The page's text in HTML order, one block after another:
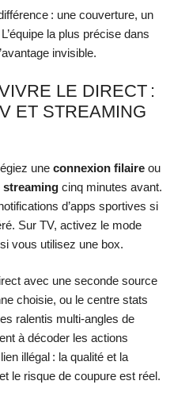
: une couverture, un
la plus précise dans
invisible.
LE DIRECT :
ET STREAMING
une connexion filaire ou
streaming cinq minutes avant.
d’apps sportives si
Sur TV, activez le mode
si vous utilisez une box.
avec une seconde source
choisie, ou le centre stats
ralentis multi‑angles de
à décoder les actions
illégal : la qualité et la
le risque de coupure est réel.